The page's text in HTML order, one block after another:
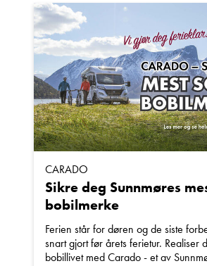
CARADO
Sikre deg Sunnmøres
bobilmerke
Ferien står for døren og de siste
snart gjort før årets ferietur. Realiser
bobillivet med Carado - et av